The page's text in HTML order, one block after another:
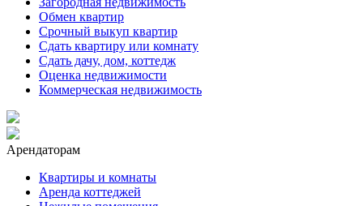
Обмен квартир
Срочный выкуп квартир
Сдать квартиру или комнату
Сдать дачу, дом, коттедж
Оценка недвижимости
Коммерческая недвижимость
Арендаторам
Квартиры и комнаты
Аренда коттеджей